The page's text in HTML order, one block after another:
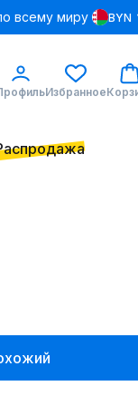
всему миру BYN
Избранное